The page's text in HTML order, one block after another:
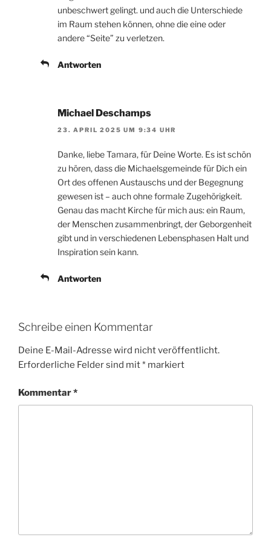
unbeschwert gelingt. und auch die Unterschiede
im Raum stehen können, ohne die eine oder
andere “Seite” zu verletzen.
Antworten
Michael Deschamps
23. APRIL 2025 UM 9:34 UHR
Danke, liebe Tamara, für Deine Worte. Es ist schön
zu hören, dass die Michaelsgemeinde für Dich ein
Ort des offenen Austauschs und der Begegnung
gewesen ist – auch ohne formale Zugehörigkeit.
Genau das macht Kirche für mich aus: ein Raum,
der Menschen zusammenbringt, der Geborgenheit
gibt und in verschiedenen Lebensphasen Halt und
Inspiration sein kann.
Antworten
Schreibe einen Kommentar
Deine E-Mail-Adresse wird nicht veröffentlicht.
Erforderliche Felder sind mit* markiert
Kommentar*